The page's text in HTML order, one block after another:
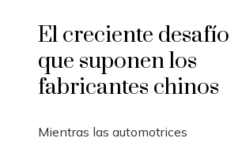
El creciente desafío
que suponen los
fabricantes chinos
Mientras las automotrices